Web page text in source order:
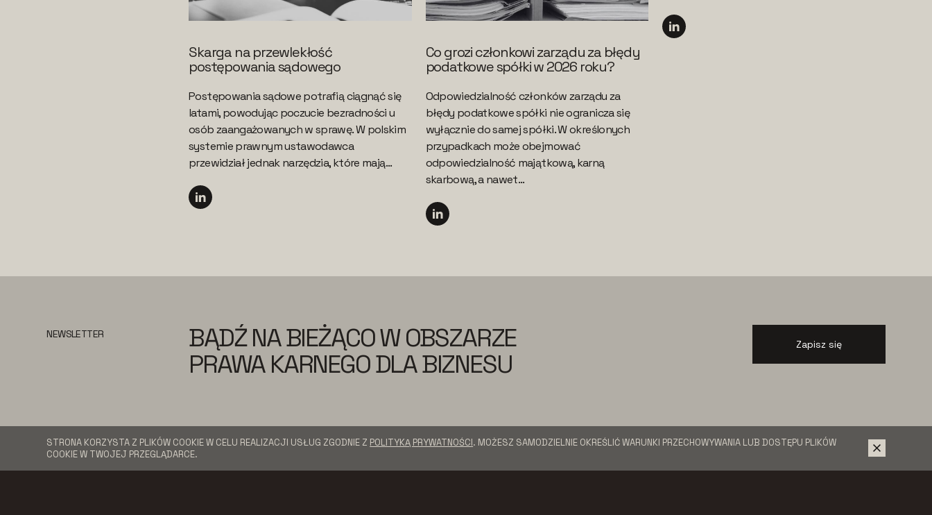
Skarga na przewlekłość
postępowania sądowego
Postępowania sądowe potrafią ciągnąć się
latami, powodując poczucie bezradności u
osób zaangażowanych w sprawę. W polskim
systemie prawnym ustawodawca
przewidział jednak narzędzia, które mają...
Co grozi członkowi zarządu za błędy
podatkowe spółki w 2026 roku?
Odpowiedzialność członków zarządu za
błędy podatkowe spółki nie ogranicza się
wyłącznie do samej spółki. W określonych
przypadkach może obejmować
odpowiedzialność majątkową, karną
skarbową, a nawet...
NEWSLETTER
BĄDŹ NA BIEŻĄCO W OBSZARZE
PRAWA KARNEGO DLA BIZNESU
Zapisz się
STRONA KORZYSTA Z PLIKÓW COOKIE W CELU REALIZACJI USŁUG ZGODNIE Z POLITYKĄ PRYWATNOŚCI. MOŻESZ SAMODZIELNIE OKREŚLIĆ WARUNKI PRZECHOWYWANIA LUB DOSTĘPU PLIKÓW
COOKIE W TWOJEJ PRZEGLĄDARCE.